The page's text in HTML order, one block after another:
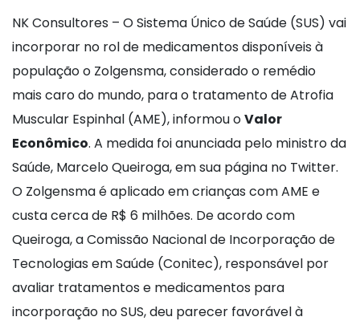
NK Consultores – O Sistema Único de Saúde (SUS) vai
incorporar no rol de medicamentos disponíveis à
população o Zolgensma, considerado o remédio
mais caro do mundo, para o tratamento de Atrofia
Muscular Espinhal (AME), informou oValor
Econômico. A medida foi anunciada pelo ministro da
Saúde, Marcelo Queiroga, em sua página no Twitter.
O Zolgensma é aplicado em crianças com AME e
custa cerca de R$ 6 milhões. De acordo com
Queiroga, a Comissão Nacional de Incorporação de
Tecnologias em Saúde (Conitec), responsável por
avaliar tratamentos e medicamentos para
incorporação no SUS, deu parecer favorável à